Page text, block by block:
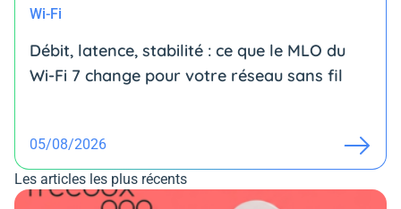
Wi-Fi
Débit, latence, stabilité : ce que le MLO du
Wi-Fi 7 change pour votre réseau sans fil
05/08/2026
Les articles les plus récents